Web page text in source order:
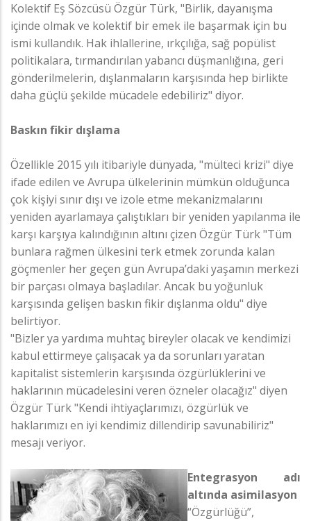
Kolektif Eş Sözcüsü Özgür Türk, "Birlik, dayanışma
içinde olmak ve kolektif bir emek ile başarmak için bu
ismi kullandık. Hak ihlallerine, ırkçılığa, sağ popülist
politikalara, tırmandırılan yabancı düşmanlığına, geri
gönderilmelerin, dışlanmaların karşısında hep birlikte
daha güçlü şekilde mücadele edebiliriz" diyor.
Baskın fikir dışlama
Özellikle 2015 yılı itibariyle dünyada, "mülteci krizi" diye
ifade edilen ve Avrupa ülkelerinin mümkün olduğunca
çok kişiyi sınır dışı ve izole etme mekanizmalarını
yeniden ayarlamaya çalıştıkları bir yeniden yapılanma ile
karşı karşıya kalındığının altını çizen Özgür Türk "Tüm
bunlara rağmen ülkesini terk etmek zorunda kalan
göçmenler her geçen gün Avrupa’daki yaşamın merkezi
bir parçası olmaya başladılar. Ancak bu yoğunluk
karşısında gelişen baskın fikir dışlanma oldu" diye
belirtiyor.
"Bizler ya yardıma muhtaç bireyler olacak ve kendimizi
kabul ettirmeye çalışacak ya da sorunları yaratan
kapitalist sistemlerin karşısında özgürlüklerini ve
haklarının mücadelesini veren özneler olacağız" diyen
Özgür Türk "Kendi ihtiyaçlarımızı, özgürlük ve
haklarımızı en iyi kendimiz dillendirip savunabiliriz"
mesajı veriyor.
Entegrasyon adı
altında asimilasyon
“Özgürlüğü”,